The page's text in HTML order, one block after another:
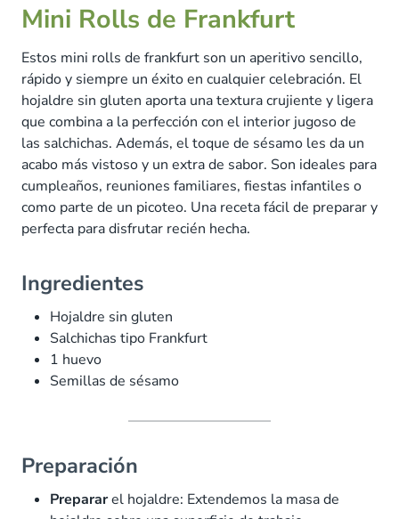
Mini Rolls de Frankfurt
Estos mini rolls de frankfurt son un aperitivo sencillo,
rápido y siempre un éxito en cualquier celebración. El
hojaldre sin gluten aporta una textura crujiente y ligera
que combina a la perfección con el interior jugoso de
las salchichas. Además, el toque de sésamo les da un
acabo más vistoso y un extra de sabor. Son ideales para
cumpleaños, reuniones familiares, fiestas infantiles o
como parte de un picoteo. Una receta fácil de preparar y
perfecta para disfrutar recién hecha.
Ingredientes
Hojaldre sin gluten
Salchichas tipo Frankfurt
1 huevo
Semillas de sésamo
Preparación
Prepararel hojaldre: Extendemos la masa de